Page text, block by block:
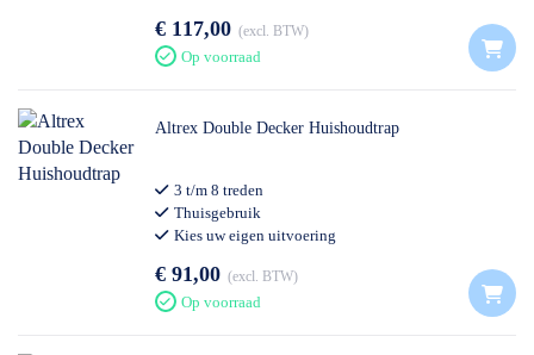
€ 117,00 excl. BTW
Op voorraad
Altrex Double Decker Huishoudtrap
3 t/m 8 treden
Thuisgebruik
Kies uw eigen uitvoering
€ 91,00 excl. BTW
Op voorraad